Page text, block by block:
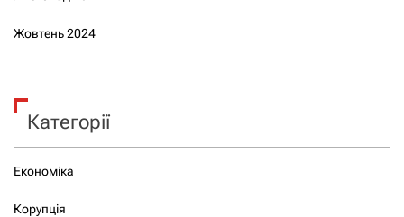
Жовтень 2024
Категорії
Економіка
Корупція